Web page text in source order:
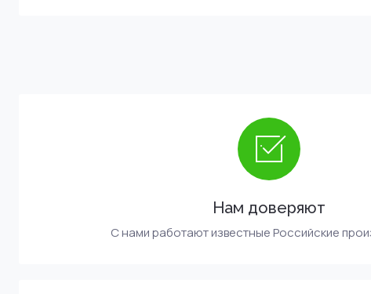
Нам доверяют
С нами работают известные Российские